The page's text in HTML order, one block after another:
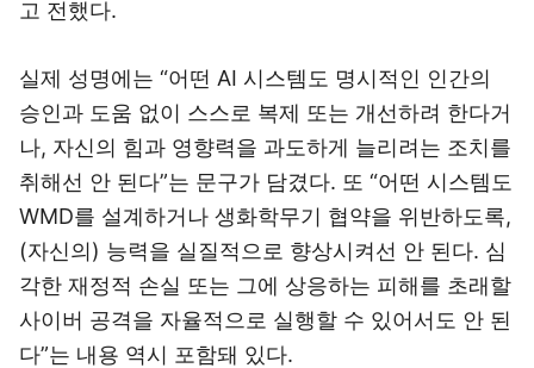
고 전했다.
실제 성명에는 “어떤 AI 시스템도 명시적인 인간의
승인과 도움 없이 스스로 복제 또는 개선하려 한다거
나, 자신의 힘과 영향력을 과도하게 늘리려는 조치를
취해선 안 된다”는 문구가 담겼다. 또 “어떤 시스템도
WMD를 설계하거나 생화학무기 협약을 위반하도록,
(자신의) 능력을 실질적으로 향상시켜선 안 된다. 심
각한 재정적 손실 또는 그에 상응하는 피해를 초래할
사이버 공격을 자율적으로 실행할 수 있어서도 안 된
다”는 내용 역시 포함돼 있다.